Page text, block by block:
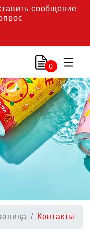
сообщение
0
Контакты